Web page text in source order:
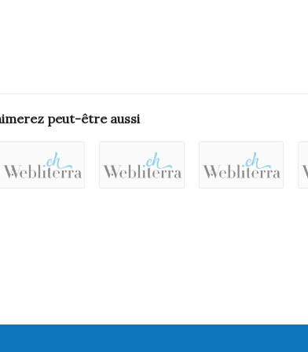
peut-être aussi